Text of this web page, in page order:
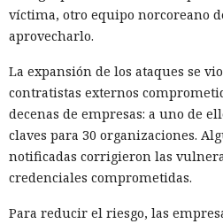
víctima, otro equipo norcoreano
aprovecharlo.
La expansión de los ataques se
contratistas externos
decenas de empresas: a uno de
claves para 30 organizaciones.
notificadas corrigieron las
credenciales comprometidas.
Para reducir el riesgo, las